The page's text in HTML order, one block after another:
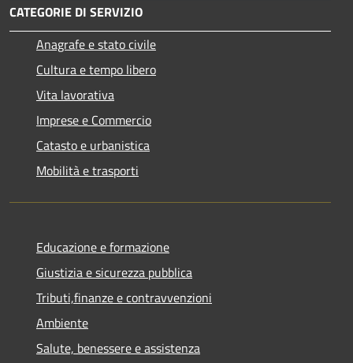
CATEGORIE DI SERVIZIO
Anagrafe e stato civile
Cultura e tempo libero
Vita lavorativa
Imprese e Commercio
Catasto e urbanistica
Mobilità e trasporti
Educazione e formazione
Giustizia e sicurezza pubblica
Tributi,finanze e contravvenzioni
Ambiente
Salute, benessere e assistenza